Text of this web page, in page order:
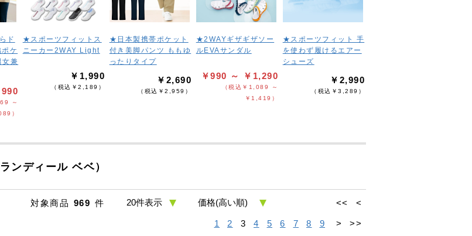
ド
ケ
女兼
～
）
★スポーツフィットス
ニーカー2WAY Light
￥1,990
（税込￥2,189）
★日本製携帯ポケット
付き美脚パンツ ももゆ
ったりタイプ
￥2,690
（税込￥2,959）
★2WAYギザギザソー
ルEVAサンダル
￥990 ～ ￥1,290
（税込￥1,089 ～
￥1,419）
★スポーツフィット 手
を使わず履けるエアー
シューズ
￥2,990
（税込￥3,289）
ンディール ベベ）
対象商品 969 件 << <
1 2 3 4 5 6 7 8 9 > >>